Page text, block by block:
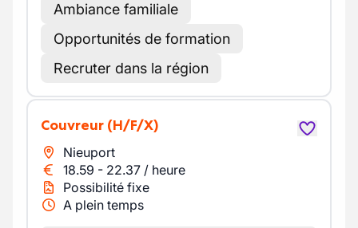
Ambiance familiale
Opportunités de formation
Recruter dans la région
Couvreur (H/F/X)
Nieuport
18.59 - 22.37 / heure
Possibilité fixe
A plein temps